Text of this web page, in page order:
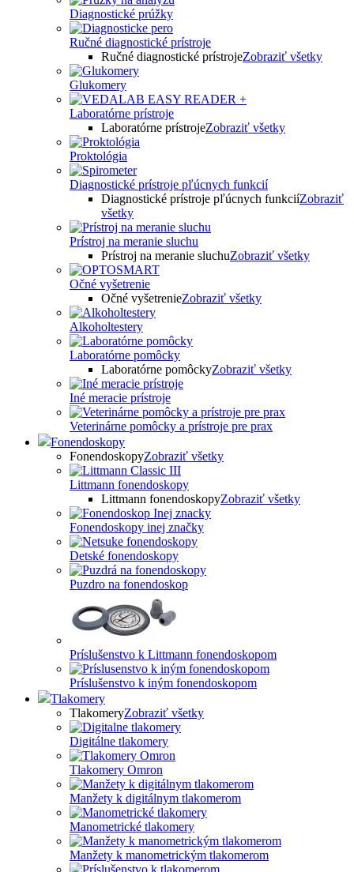
Diagnostické prúžky
Ručné diagnostické prístroje
Ručné diagnostické prístrojeZobraziť všetky
Glukomery
Laboratórne prístroje
Laboratórne prístrojeZobraziť všetky
Proktológia
Diagnostické prístroje pľúcnych funkcií
Diagnostické prístroje pľúcnych funkciíZobraziť
všetky
Prístroj na meranie sluchu
Prístroj na meranie sluchuZobraziť všetky
Očné vyšetrenie
Očné vyšetrenieZobraziť všetky
Alkoholtestery
Laboratórne pomôcky
Laboratórne pomôckyZobraziť všetky
Iné meracie prístroje
Veterinárne pomôcky a prístroje pre prax
Fonendoskopy
FonendoskopyZobraziť všetky
Littmann fonendoskopy
Littmann fonendoskopyZobraziť všetky
Fonendoskopy inej značky
Detské fonendoskopy
Puzdro na fonendoskop
Príslušenstvo k Littmann fonendoskopom
Príslušenstvo k iným fonendoskopom
Tlakomery
TlakomeryZobraziť všetky
Digitálne tlakomery
Tlakomery Omron
Manžety k digitálnym tlakomerom
Manometrické tlakomery
Manžety k manometrickým tlakomerom